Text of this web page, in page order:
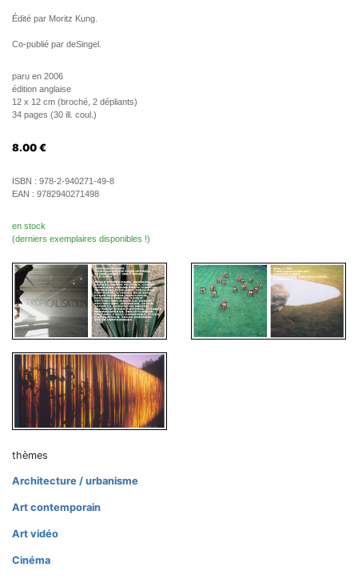
Édité par Moritz Kung.
Co-publié par deSingel.
paru en 2006
édition anglaise
12 x 12 cm (broché, 2 dépliants)
34 pages (30 ill. coul.)
8.00 €
ISBN : 978-2-940271-49-8
EAN : 9782940271498
en stock
(derniers exemplaires disponibles !)
thèmes
Architecture / urbanisme
Art contemporain
Art vidéo
Cinéma